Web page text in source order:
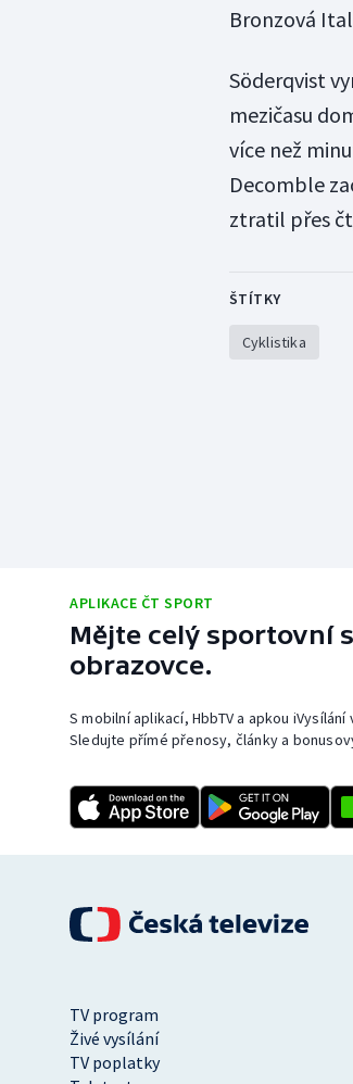
Bronzová
Söderqvist
mezičasu
více než
Decomble
ztratil přes
ŠTÍTKY
Cyklistika
APLIKACE ČT SPORT
Mějte celý sportovní
obrazovce.
S mobilní aplikací, HbbTV a apkou
Sledujte přímé přenosy, články a
TV program
Živé vysílání
TV poplatky